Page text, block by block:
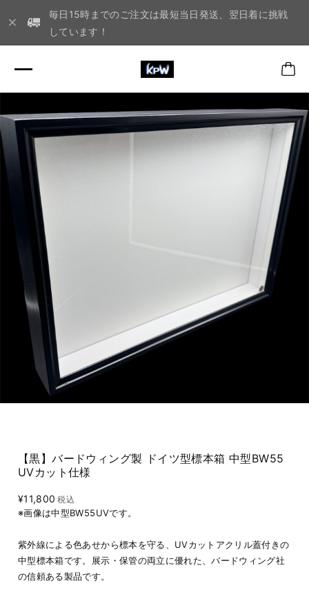
毎日15時までのご注文は最短当日発送、翌日着に挑戦
しています！
【黒】バードウィング製 ドイツ型標本箱 中型BW55
UVカット仕様
¥11,800 税込
※画像は中型BW55UVです。
紫外線による色あせから標本を守る、UVカットアクリル蓋付きの
中型標本箱です。展示・保管の両立に優れた、バードウィング社
の信頼ある製品です。